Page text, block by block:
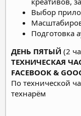
Выбор
Подготовка
ДЕНЬ ПЯТЫЙ (2
ТЕХНИЧЕСКАЯ
FACEBOOK &
По технической
технарём